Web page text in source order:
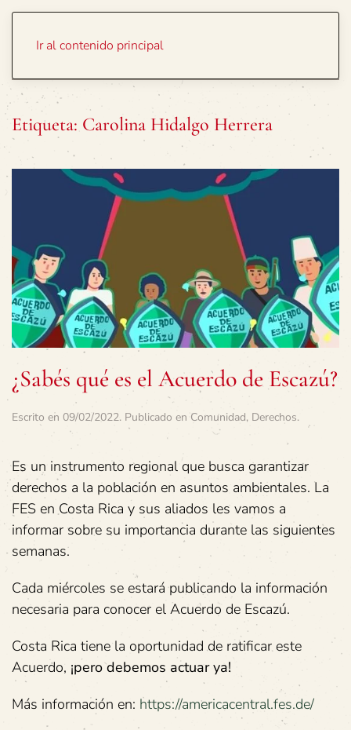
Ir al contenido principal
Etiqueta: Carolina Hidalgo Herrera
¿Sabés qué es el Acuerdo de Escazú?
Escrito en 09/02/2022. Publicado en Comunidad, Derechos.
Es un instrumento regional que busca garantizar
derechos a la población en asuntos ambientales. La
FES en Costa Rica y sus aliados les vamos a
informar sobre su importancia durante las siguientes
semanas.
Cada miércoles se estará publicando la información
necesaria para conocer el Acuerdo de Escazú.
Costa Rica tiene la oportunidad de ratificar este
Acuerdo, ¡pero debemos actuar ya!
Más información en: https://americacentral.fes.de/